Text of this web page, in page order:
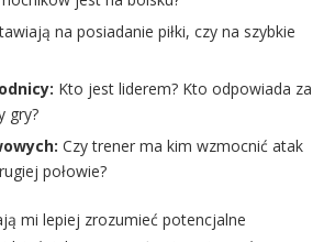
na posiadanie piłki, czy na szybkie
Kto jest liderem? Kto odpowiada za
gry?
Czy trener ma kim wzmocnić atak
połowie?
mi lepiej zrozumieć potencjalne